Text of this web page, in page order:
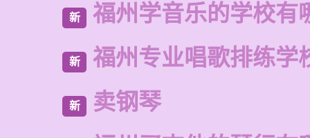
新 福州学音乐的学校有
新 福州专业唱歌排练学
新
卖钢琴